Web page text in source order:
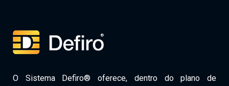
O Sistema Defiro® oferece, dentro do plano de